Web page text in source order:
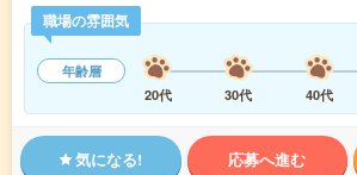
職場の雰囲気
年齢層
20代
30代 40代
気になる! 応募へ進む